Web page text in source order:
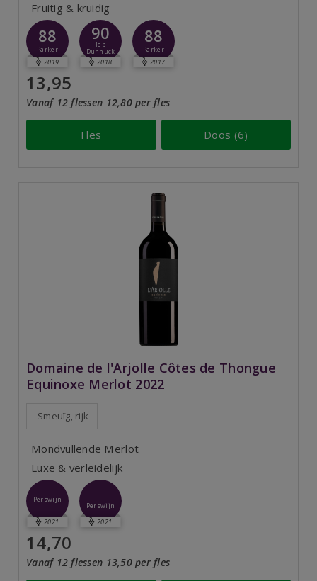
Fruitig & kruidig
88
Parker
2019
90
Jeb
Dunnuck
2018
88
Parker
2017
13,95
Vanaf 12 flessen 12,80 per fles
Fles Doos (6)
Domaine de l'Arjolle Côtes de Thongue
Equinoxe Merlot 2022
Smeuïg, rijk
Mondvullende Merlot
Luxe & verleidelijk
Perswijn
2021
Perswijn
2021
14,70
Vanaf 12 flessen 13,50 per fles